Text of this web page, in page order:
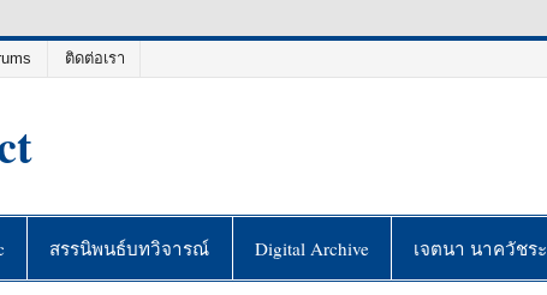
ติดต่อเรา
สรรนิพนธ์บทวิจารณ์ Digital Archive เจตนา นาควัชระ